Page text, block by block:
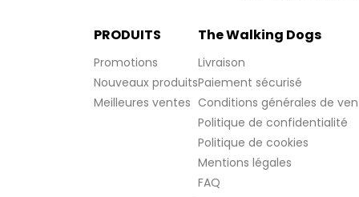
PRODUITS
Promotions
Nouveaux produits
Meilleures ventes
The Walking Dogs
Livraison
Paiement sécurisé
Conditions générales de
Politique de confidentialité
Politique de cookies
Mentions légales
FAQ